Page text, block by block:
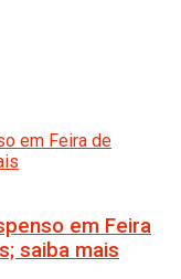
em Feira
saiba mais